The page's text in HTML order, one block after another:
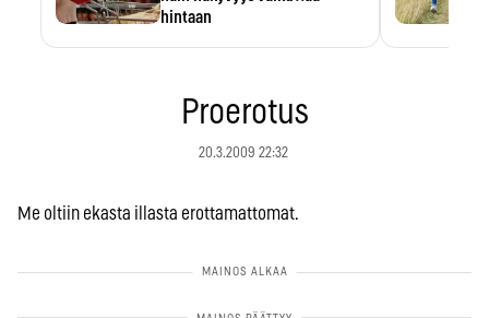
hintaan
Proerotus
20.3.2009 22:32
Me oltiin ekasta illasta erottamattomat.